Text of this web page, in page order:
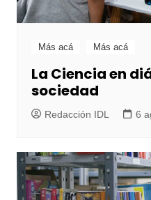
Más acá Más acá
La Ciencia en
sociedad
Redacción IDL 6